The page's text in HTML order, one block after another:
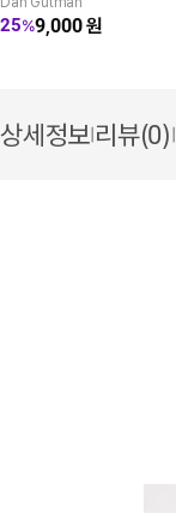
Gone!
25%9,000원
상세정보|리뷰(0)|